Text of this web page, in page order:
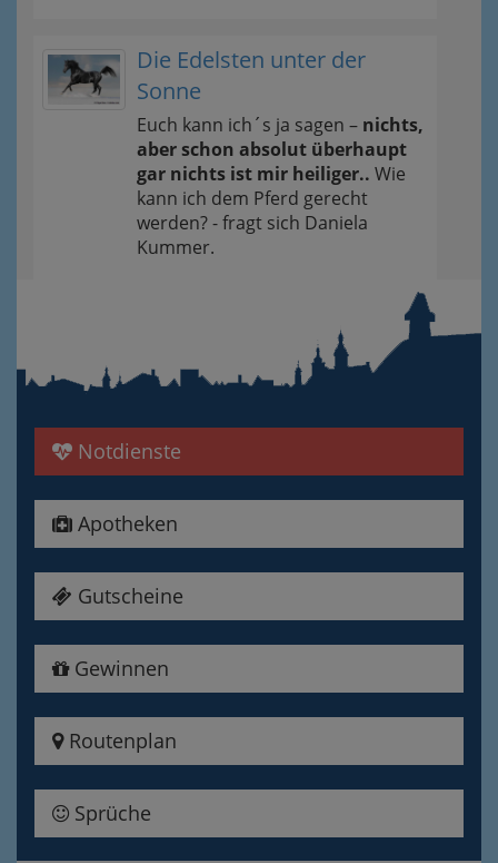
Die Edelsten unter der
Sonne
Euch kann ich´s ja sagen – nichts,
aber schon absolut überhaupt
gar nichts ist mir heiliger.. Wie
kann ich dem Pferd gerecht
werden? - fragt sich Daniela
Kummer.
Notdienste
Apotheken
Gutscheine
Gewinnen
Routenplan
Sprüche